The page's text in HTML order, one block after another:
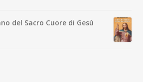
del Sacro Cuore di Gesù